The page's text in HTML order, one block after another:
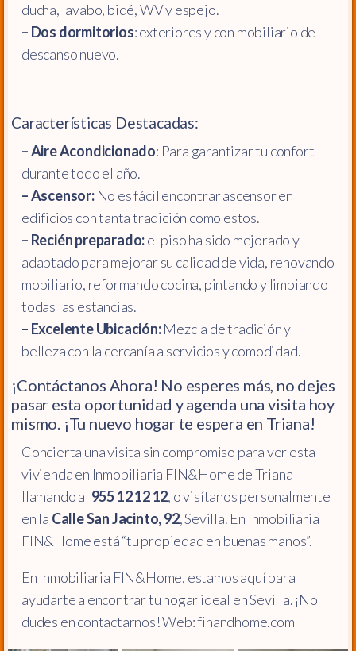
ducha, lavabo, bidé, WV y espejo.
– Dos dormitorios: exteriores y con mobiliario de
descanso nuevo.
Características Destacadas:
– Aire Acondicionado: Para garantizar tu confort
durante todo el año.
– Ascensor:No es fácil encontrar ascensor en
edificios con tanta tradición como estos.
– Recién preparado:el piso ha sido mejorado y
adaptado para mejorar su calidad de vida, renovando
mobiliario, reformando cocina, pintando y limpiando
todas las estancias.
– Excelente Ubicación:Mezcla de tradición y
belleza con la cercanía a servicios y comodidad.
¡Contáctanos Ahora! No esperes más, no dejes
pasar esta oportunidad y agenda una visita hoy
mismo. ¡Tu nuevo hogar te espera en Triana!
Concierta una visita sin compromiso para ver esta
vivienda en Inmobiliaria FIN&Home de Triana
llamando al 955 12 12 12, o visítanos personalmente
en la Calle San Jacinto, 92, Sevilla. En Inmobiliaria
FIN&Home está “tu propiedad en buenas manos”.
En Inmobiliaria FIN&Home, estamos aquí para
ayudarte a encontrar tu hogar ideal en Sevilla. ¡No
dudes en contactarnos! Web: finandhome.com